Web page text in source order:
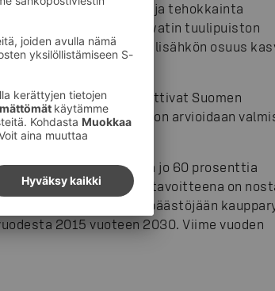
tulee 27 alan uusinta ja tehokkainta
151 megawatin tuulipuiston
käyttämän tuulisähkön osuus
jotka keväällä voittivat Suomen
Tuulipuiston arvioidaan
Se tuottaa jo 60 prosenttia
energialla, ja ryhmän tavoitteena on
mennessä. Hiilidioksidipäästöjään
2015 vuoteen 2030. Viime vuoden